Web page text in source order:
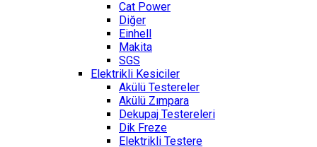
Cat Power
Diğer
Einhell
Makita
SGS
Elektrikli Kesiciler
Akülü Testereler
Akülü Zımpara
Dekupaj Testereleri
Dik Freze
Elektrikli Testere